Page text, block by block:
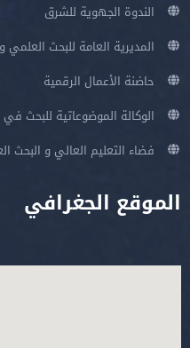
الندوة الجهوية للشرق
المديرية العامة للبحث العلمي
حاضنة الأعمال الرقمية
الوكالة الموضوعاتية للبحث في
فضاء التعليم العالي و البحث
الموقع الجغرافي